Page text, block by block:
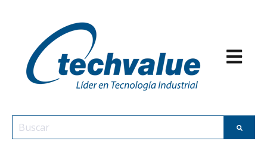
Abrir
Esto es un campo de búsqueda con una función de